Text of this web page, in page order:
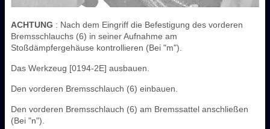
ACHTUNG : Nach dem Eingriff die Befestigung des vorderen
Bremsschlauchs (6) in seiner Aufnahme am
Stoßdämpfergehäuse kontrollieren (Bei "m").
Das Werkzeug [0194-2E] ausbauen.
Den vorderen Bremsschlauch (6) einbauen.
Den vorderen Bremsschlauch (6) am Bremssattel anschließen
(Bei "n").